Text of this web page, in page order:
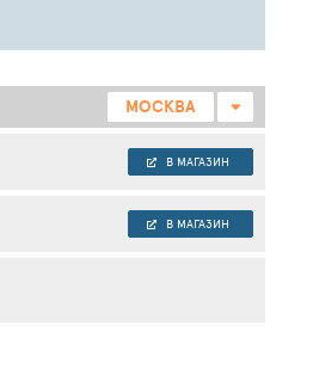
МОСКВА
В МАГАЗИН
В МАГАЗИН